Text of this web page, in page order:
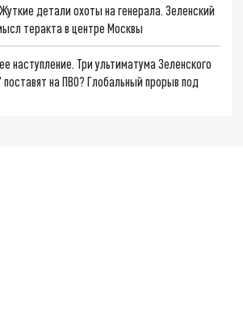
детали охоты на генерала. Зеленский
теракта в центре Москвы
наступление. Три ультиматума Зеленского
на ПВО? Глобальный прорыв под